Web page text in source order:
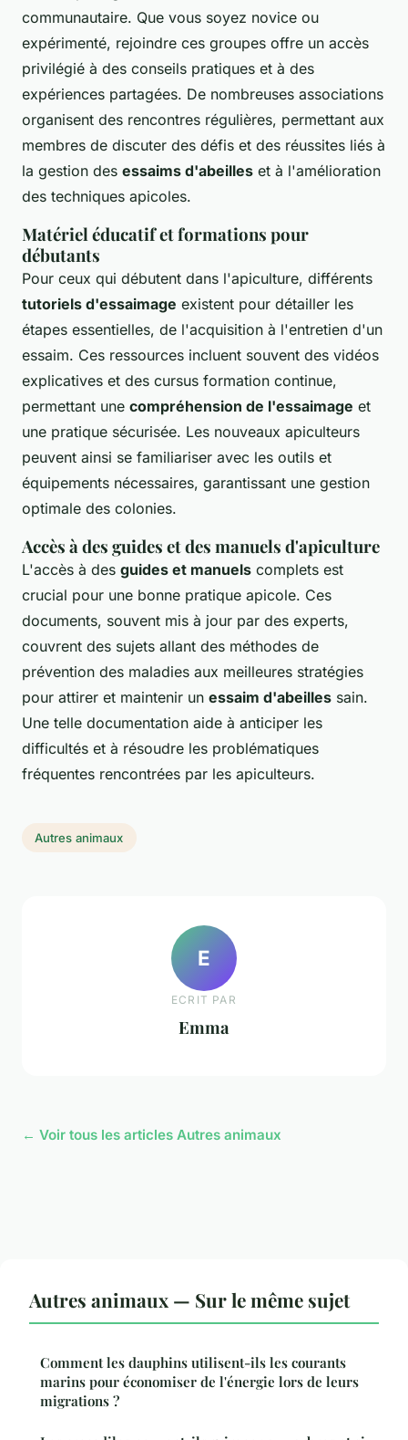
communautaire. Que vous soyez novice ou
expérimenté, rejoindre ces groupes offre un accès
privilégié à des conseils pratiques et à des
expériences partagées. De nombreuses associations
organisent des rencontres régulières, permettant aux
membres de discuter des défis et des réussites liés à
la gestion des essaims d'abeilles et à l'amélioration
des techniques apicoles.
Matériel éducatif et formations pour
débutants
Pour ceux qui débutent dans l'apiculture, différents
tutoriels d'essaimage existent pour détailler les
étapes essentielles, de l'acquisition à l'entretien d'un
essaim. Ces ressources incluent souvent des vidéos
explicatives et des cursus formation continue,
permettant une compréhension de l'essaimage et
une pratique sécurisée. Les nouveaux apiculteurs
peuvent ainsi se familiariser avec les outils et
équipements nécessaires, garantissant une gestion
optimale des colonies.
Accès à des guides et des manuels d'apiculture
L'accès à des guides et manuels complets est
crucial pour une bonne pratique apicole. Ces
documents, souvent mis à jour par des experts,
couvrent des sujets allant des méthodes de
prévention des maladies aux meilleures stratégies
pour attirer et maintenir un essaim d'abeilles sain.
Une telle documentation aide à anticiper les
difficultés et à résoudre les problématiques
fréquentes rencontrées par les apiculteurs.
Autres animaux
E
ECRIT PAR
Emma
← Voir tous les articles Autres animaux
Autres animaux — Sur le même sujet
Comment les dauphins utilisent-ils les courants
marins pour économiser de l'énergie lors de leurs
migrations ?